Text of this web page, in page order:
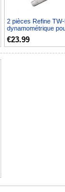
2 pièces Refine
dynamométrique
ultrasoniques
€23.99